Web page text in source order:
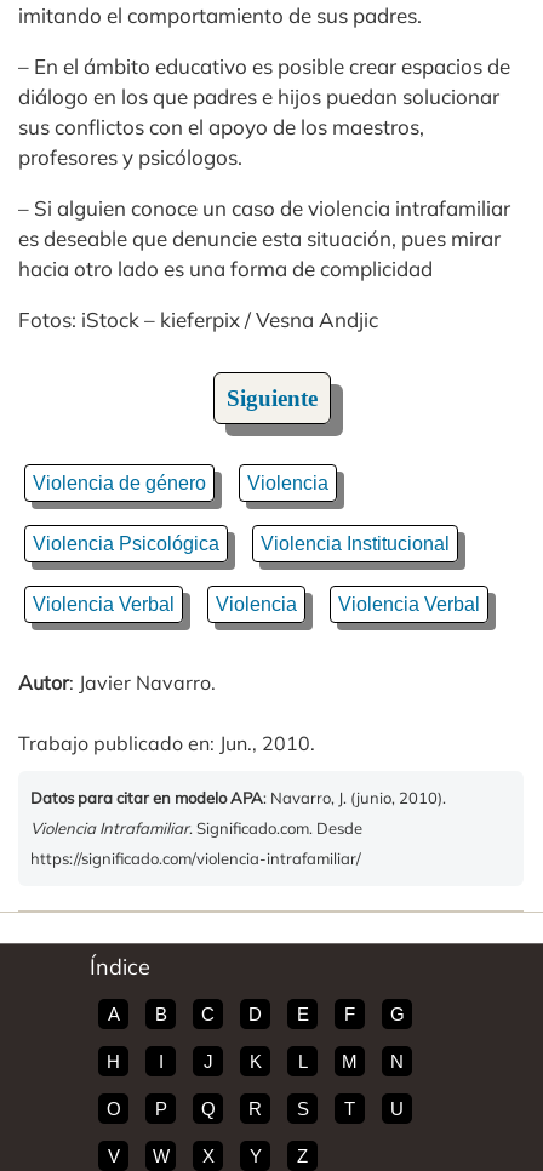
imitando el comportamiento de sus padres.
– En el ámbito educativo es posible crear espacios de
diálogo en los que padres e hijos puedan solucionar
sus conflictos con el apoyo de los maestros,
profesores y psicólogos.
– Si alguien conoce un caso de violencia intrafamiliar
es deseable que denuncie esta situación, pues mirar
hacia otro lado es una forma de complicidad
Fotos: iStock – kieferpix / Vesna Andjic
Siguiente
Violencia de género Violencia
Violencia Psicológica Violencia Institucional
Violencia Verbal Violencia Violencia Verbal
Autor: Javier Navarro.
Trabajo publicado en: Jun., 2010.
Datos para citar en modelo APA: Navarro, J. (junio, 2010).
Violencia Intrafamiliar. Significado.com. Desde
https://significado.com/violencia-intrafamiliar/
Índice
A B C D E F G
H I J K L M N
O P Q R S T U
V W X Y Z